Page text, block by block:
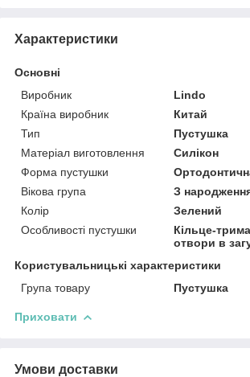
Характеристики
Основні
Виробник
Lindo
Країна виробник
Китай
Тип
Пустушка
Матеріал виготовлення
Силікон
Форма пустушки
Вікова група
З
Колір
Зелений
Особливості пустушки
Кільце-
отвори в
Користувальницькі характеристики
Група товару
Пустушка
Приховати
Умови доставки